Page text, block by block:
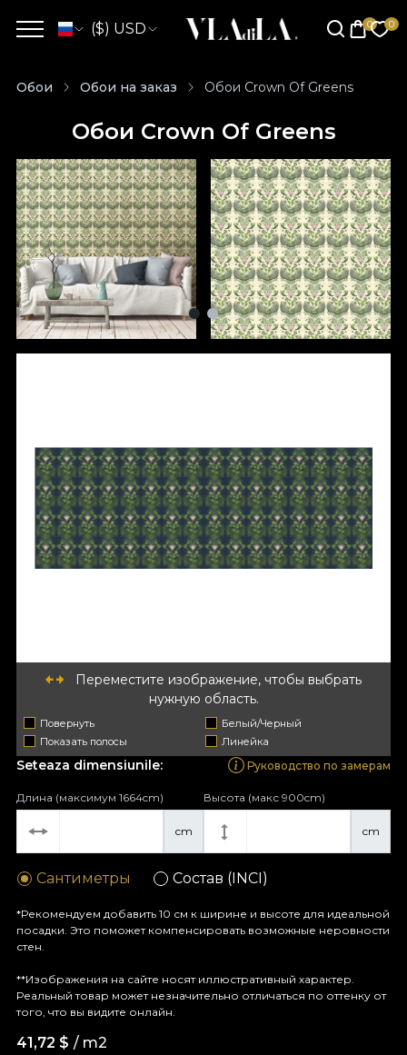
($) USD
Обои Обои на заказ Обои Crown Of Greens
Обои Crown Of Greens
Переместите изображение, чтобы выбрать
нужную область.
Повернуть
Белый/Черный
Показать полосы
Линейка
Seteaza dimensiunile: Руководство по замерам
cm
Длина (максимум 1664cm)
cm
Высота (макс 900cm)
Сантиметры Состав (INCI)
*Рекомендуем добавить 10 см к ширине и высоте для идеальной
посадки. Это поможет компенсировать возможные неровности
стен.
**Изображения на сайте носят иллюстративный характер.
Реальный товар может незначительно отличаться по оттенку от
того, что вы видите онлайн.
41,72 $ / m2